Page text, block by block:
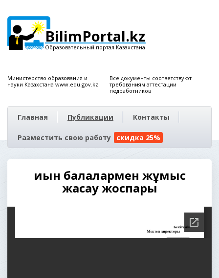
BilimPortal.kz
Образовательный портал Казахстана
Министерство образования и
науки Казахстана www.edu.gov.kz
Все документы соответствуют
требованиям аттестации
педработников
Главная Публикации Контакты
Разместить свою работу скидка 25%
Қиын балалармен жұмыс
жасау жоспары